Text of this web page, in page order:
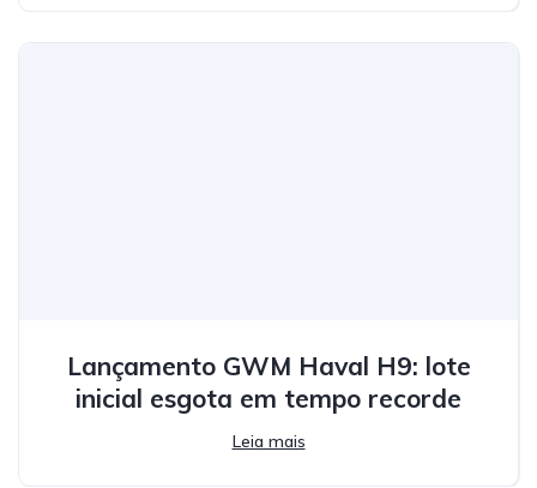
Lançamento GWM Haval H9: lote
inicial esgota em tempo recorde
Leia mais